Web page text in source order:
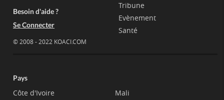
Besoin d'aide ?
Se Connecter
© 2008 - 2022 KOACI.COM
Tribune
Evènement
Santé
Pays
Côte d'Ivoire
Mali